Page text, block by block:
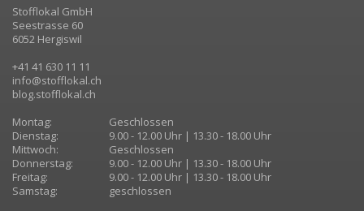
Stofflokal GmbH
Seestrasse 60
6052 Hergiswil
+41 41 630 11 11
info@stofflokal.ch
blog.stofflokal.ch
Montag:
Geschlossen
Dienstag:
9.00 - 12.00 Uhr | 13.30 - 18.00 Uhr
Mittwoch:
Geschlossen
Donnerstag:
9.00 - 12.00 Uhr | 13.30 - 18.00 Uhr
Freitag:
9.00 - 12.00 Uhr | 13.30 - 18.00 Uhr
Samstag:
geschlossen